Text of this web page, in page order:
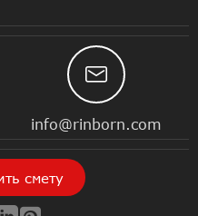

info@rinborn.com
смету